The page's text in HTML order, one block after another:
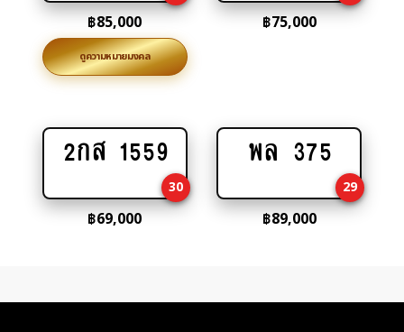
฿85,000
ดูความหมายมงคล
฿75,000
Add
cart
2กส 1559
30
฿69,000
Add
cart
พล 375
29
฿89,000